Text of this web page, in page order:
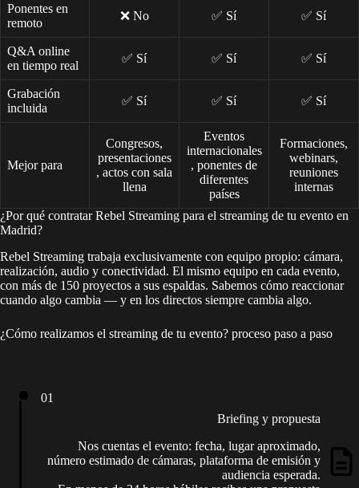
Ponentes en
remoto
❌ No ✅ Sí ✅ Sí
Q&A online
en tiempo real
✅ Sí ✅ Sí ✅ Sí
Grabación
incluida
✅ Sí ✅ Sí ✅ Sí
Mejor para
Congresos,
presentaciones
, actos con sala
llena
Eventos
internacionales
, ponentes de
diferentes
países
Formaciones,
webinars,
reuniones
internas
¿Por qué contratar Rebel Streaming para el streaming de tu evento en
Madrid?
Rebel Streaming trabaja exclusivamente con equipo propio: cámara,
realización, audio y conectividad. El mismo equipo en cada evento,
con más de 150 proyectos a sus espaldas. Sabemos cómo reaccionar
cuando algo cambia — y en los directos siempre cambia algo.
¿Cómo realizamos el streaming de tu evento? proceso paso a paso
01
Briefing y propuesta
Nos cuentas el evento: fecha, lugar aproximado,
número estimado de cámaras, plataforma de emisión y
audiencia esperada.